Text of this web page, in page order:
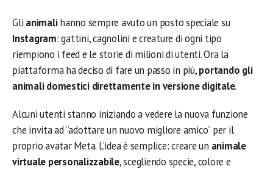
Gli animalihanno sempre avuto un posto speciale su
Instagram: gattini, cagnolini e creature di ogni tipo
riempiono i feed e le storie di milioni di utenti. Ora la
piattaforma ha deciso di fare un passo in più,portando gli
animali domestici direttamente in versione digitale.
Alcuni utenti stanno iniziando a vedere la nuova funzione
che invita ad “adottare un nuovo migliore amico” per il
proprio avatar Meta. L’idea è semplice: creare un animale
virtuale personalizzabile, scegliendo specie, colore e